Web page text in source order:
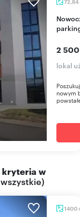
72,84
Nowoczesny lokal usługowy 73 m2 z witryną i
2
lokal
nowym
kryteria w
)
1400